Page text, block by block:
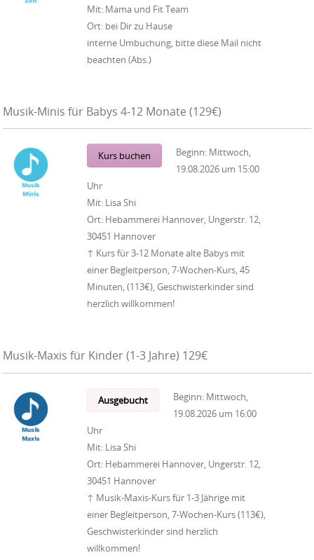
Mit: Mama und Fit Team
Ort: bei Dir zu Hause
interne Umbuchung, bitte diese Mail nicht
beachten (Abs.)
Musik-Minis für Babys 4-12 Monate (129€)
Kurs buchen Beginn: Mittwoch,
19.08.2026 um 15:00
Uhr
Mit: Lisa Shi
Ort: Hebammerei Hannover, Ungerstr. 12,
30451 Hannover
↑ Kurs für 3-12 Monate alte Babys mit
einer Begleitperson, 7-Wochen-Kurs, 45
Minuten, (113€), Geschwisterkinder sind
herzlich willkommen!
Musik-Maxis für Kinder (1-3 Jahre) 129€
Ausgebucht Beginn: Mittwoch,
19.08.2026 um 16:00
Uhr
Mit: Lisa Shi
Ort: Hebammerei Hannover, Ungerstr. 12,
30451 Hannover
↑ Musik-Maxis-Kurs für 1-3 Jährige mit
einer Begleitperson, 7-Wochen-Kurs (113€),
Geschwisterkinder sind herzlich
willkommen!